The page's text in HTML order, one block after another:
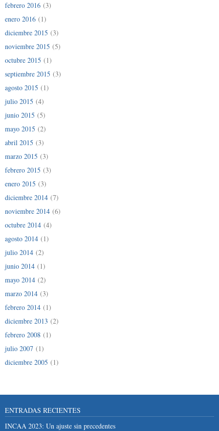
febrero 2016 (3)
enero 2016 (1)
diciembre 2015 (3)
noviembre 2015 (5)
octubre 2015 (1)
septiembre 2015 (3)
agosto 2015 (1)
julio 2015 (4)
junio 2015 (5)
mayo 2015 (2)
abril 2015 (3)
marzo 2015 (3)
febrero 2015 (3)
enero 2015 (3)
diciembre 2014 (7)
noviembre 2014 (6)
octubre 2014 (4)
agosto 2014 (1)
julio 2014 (2)
junio 2014 (1)
mayo 2014 (2)
marzo 2014 (3)
febrero 2014 (1)
diciembre 2013 (2)
febrero 2008 (1)
julio 2007 (1)
diciembre 2005 (1)
ENTRADAS RECIENTES
INCAA 2023: Un ajuste sin precedentes